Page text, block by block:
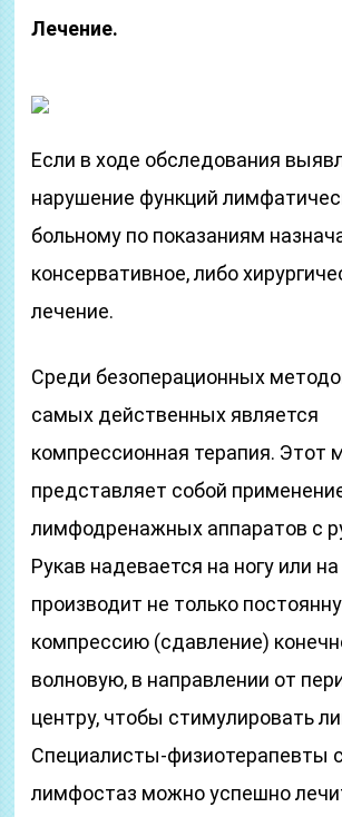
Лечение.
Если в ходе обследования
нарушение функций
больному по показаниям
консервативное, либо
лечение.
Среди безоперационных
самых действенных является
компрессионная терапия. Этот
представляет собой
лимфодренажных аппаратов с
Рукав надевается на ногу или на
производит не только
компрессию (сдавление)
волновую, в направлении от
центру, чтобы стимулировать
Специалисты-физиотерапевты
лимфостаз можно успешно